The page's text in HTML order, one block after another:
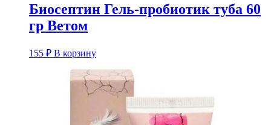
Биосептин Гель-пробиотик туба 60
гр Ветом
155 ₽ В корзину